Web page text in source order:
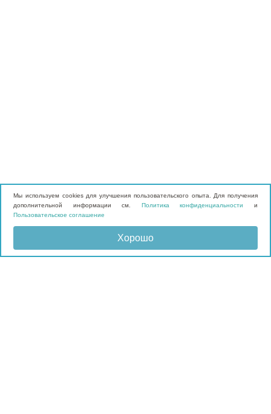
Мы используем cookies для улучшения пользовательского опыта. Для получения
дополнительной информации см. Политика конфиденциальности
и
Пользовательское соглашение
Хорошо